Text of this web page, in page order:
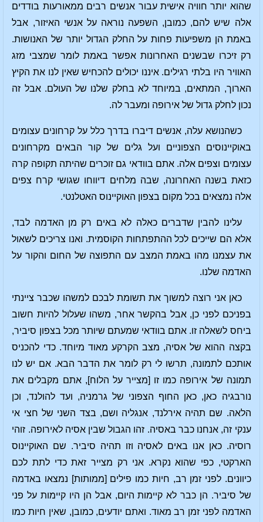
שהוא יותר חוויה אישית עבור אנשים רבים ממאורעות בודדים
אלה שיש להם, כמובן, השפעה נוראה על אנשי האיזור, אבל
באמת הן משפיעות פחות על החלק הגדול יותר של האנושות.
רק זיכרו שבשנים האחרונות אפשר באמת לומר שמצבי מזג
האוויר היו בלתי רגילים. איננו יכולים להכחיש שאין לנו את הקיץ
הארוך, המתאים, במיוחד לא בחלק שלנו של העולם. אבל זה
נכון לחלק גדול של אירופה ומעבר לה.
כשהנושא עלה, אנשים דיברו בדרך כלל על קרחונים עצומים
באוקיינוסים הצפוניים ועל גלים של קור הבאים מקרחונים
עצומים וצפים אלה. אתם בוודאי גם זוכרים שהיתה תקופה קרה
כזאת בשנה האחרונה, שבה מלחים דיווחו שגושי קרח צפים
אלה נמצאים בכל מקום בצפון האוקיינוס האטלנטי.
עלינו להבין שדברים כאלה לא באים רק מן האדמה לבד,
אלא הם שייכים לכל ההתפתחות הקוסמית. ואנו צריכים לשאול
את עצמנו מהו באמת המצב עם התפוצה של החום והקור על
האדמה שלנו.
כאן אני רוצה למשוך את תשומת לבכם למשהו שכבר ציינתי
בפניכם לפני כן, אבל בהקשר אחר, משהו שעלול להיות חשוב
ביחס לשאלה זו. אתם בוודאי שמעתם שיותר מכל בצפון סיביר,
בקצה ההוא של אסיה, מצב הקרקע מאוד מיוחד. כדי להכניס
אותכם לתמונה, תרשו לי רק לומר את הדבר הבא. אם יש לנו
תמונה של אירופה כמו זו [מצייר על הלוח], אתם מקבלים את
נורבגיה כאן, כאן החוף הצפוני של גרמניה, ועד להולנד, וכן
הלאה. שם תהיה אירלנד, אנגליה ושם, בצד השני של חצי אי
ענקי זה, אנחנו כבר באסיה. זהו הגבול שבין אסיה לאירופה. זוהי
רוסיה. כאן אנו באים לאסיה וזו תהיה סיביר. שם האוקיינוס
הארקטי, כפי שהוא נקרא. אני רק מצייר זאת כדי לתת לכם
כיוונים. לפני זמן רב, חיות כמו פילים [ממותות] נמצאו באדמה
של סיביר. הן כבר לא קיימות היום, אבל הן היו קיימות על פני
האדמה לפני זמן רב מאוד. ואתם יודעים, כמובן, שאין חיות כמו